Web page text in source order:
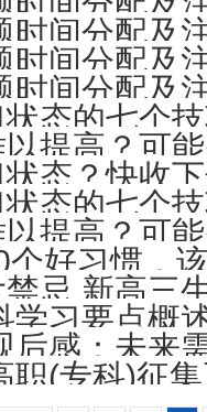
时间分配及
时间分配及
时间分配及
态的七个
提高？可
态？快收
态的七个
提高？可
好习惯，
忌 新高三
学习要点概
后感：未来
职(专科)征